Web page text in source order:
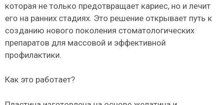
которая не только предотвращает кариес, но и лечит
его на ранних стадиях. Это решение открывает путь к
созданию нового поколения стоматологических
препаратов для массовой и эффективной
профилактики.
Как это работает?